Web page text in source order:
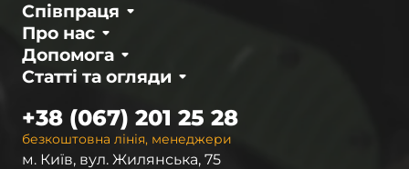
Про нас
Співпраця
Статті та огляди
Допомога
безкоштовна лінія, менеджери
+38 (067) 201 25 28
м. Київ, вул. Жилянська, 75